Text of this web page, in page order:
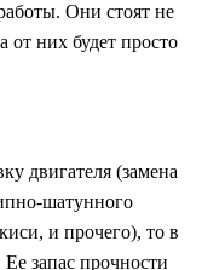
Они стоят не
от них будет просто
двигателя (замена
шатунного
и прочего), то в
запас прочности